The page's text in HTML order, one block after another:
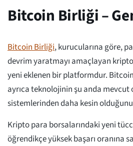
Bitcoin Birliği –
Bitcoin Birliği, kurucularına göre,
devrim yaratmayı amaçlayan
yeni eklenen bir platformdur. Bitcoin
ayrıca teknolojinin şu anda
sistemlerinden daha kesin
Kripto para borsalarındaki yeni
öğrendikçe yüksek başarı oranına